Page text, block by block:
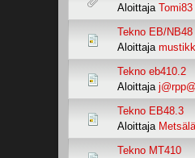
Aloittaja Tomi83
Tekno EB/NB48
Aloittaja
Tekno eb410.2
Aloittaja j@rpp@
Tekno EB48.3
Aloittaja
Tekno MT410